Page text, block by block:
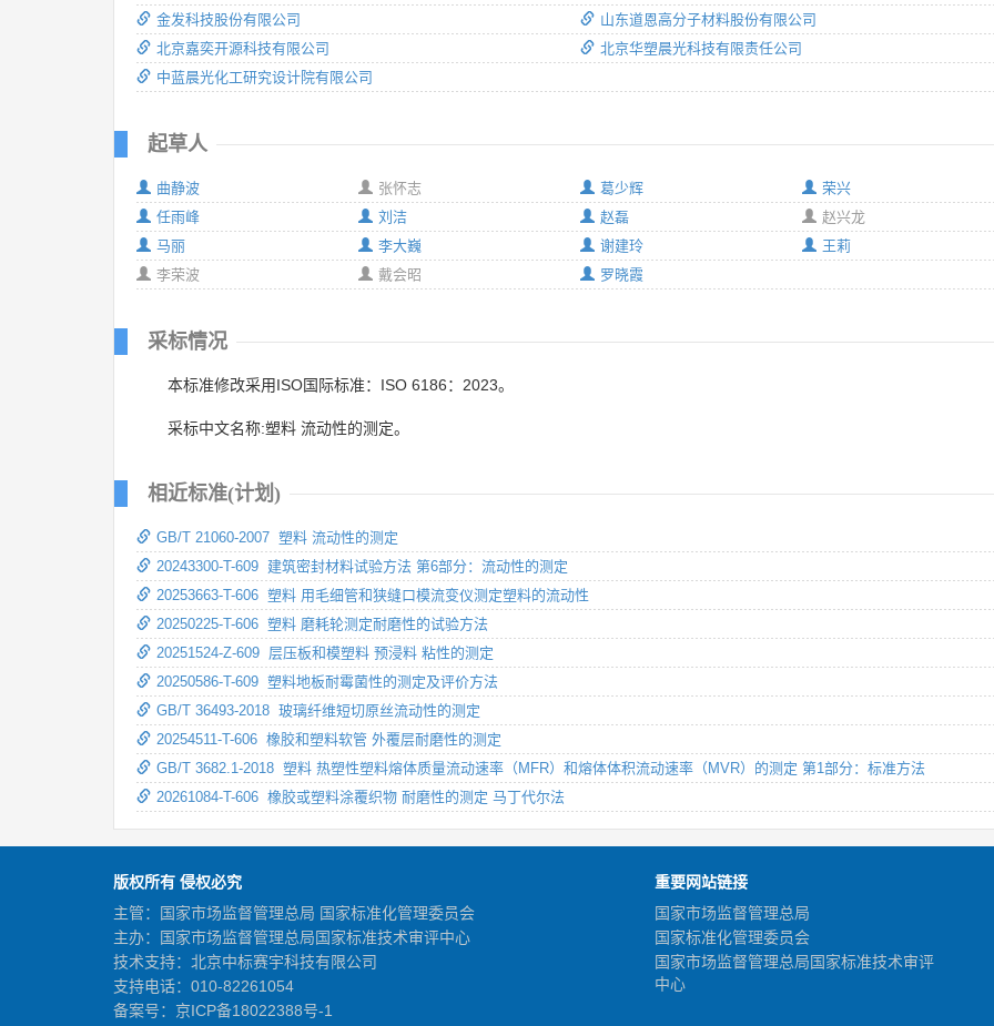
金发科技股份有限公司
北京嘉奕开源科技有限公司
中蓝晨光化工研究设计院有限公司
山东道恩高分子材料股份有限公司
北京华塑晨光科技有限责任公司
起草人
曲静波
张怀志
任雨峰
刘洁
马丽
李大巍
李荣波
戴会昭
葛少辉
荣兴
赵磊
赵兴龙
谢建玲
王莉
罗晓霞
采标情况
本标准修改采用ISO国际标准：ISO 6186：2023。
采标中文名称:塑料 流动性的测定。
相近标准(计划)
GB/T 21060-2007 塑料 流动性的测定
20243300-T-609 建筑密封材料试验方法 第6部分：流动性的测定
20253663-T-606 塑料 用毛细管和狭缝口模流变仪测定塑料的流动性
20250225-T-606 塑料 磨耗轮测定耐磨性的试验方法
20251524-Z-609 层压板和模塑料 预浸料 粘性的测定
20250586-T-609 塑料地板耐霉菌性的测定及评价方法
GB/T 36493-2018 玻璃纤维短切原丝流动性的测定
20254511-T-606 橡胶和塑料软管 外覆层耐磨性的测定
GB/T 3682.1-2018 塑料 热塑性塑料熔体质量流动速率（MFR）和熔体体积流动速率（MVR）的测定 第1部分：标准方法
20261084-T-606 橡胶或塑料涂覆织物 耐磨性的测定 马丁代尔法
版权所有 侵权必究
主管：国家市场监督管理总局 国家标准化管理委员会
主办：国家市场监督管理总局国家标准技术审评中心
技术支持：北京中标赛宇科技有限公司
支持电话：010-82261054
备案号： 京ICP备18022388号-1
重要网站链接
国家市场监督管理总局
国家标准化管理委员会
国家市场监督管理总局国家标准技术审评
中心